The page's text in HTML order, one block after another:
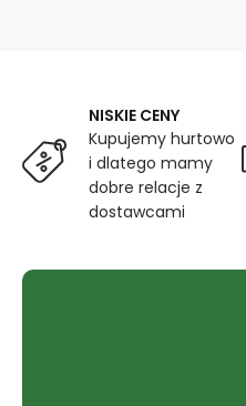
NISKIE CENY
Kupujemy hurtowo
i dlatego mamy
dobre relacje z
dostawcami